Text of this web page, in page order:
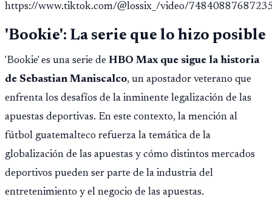
https://www.tiktok.com/@lossix_/video/
'Bookie': La serie que lo hizo posible
'Bookie' es una serie de HBO Max que sigue la historia
de Sebastian Maniscalco, un apostador veterano que
enfrenta los desafíos de la inminente legalización de las
apuestas deportivas. En este contexto, la mención al
fútbol guatemalteco refuerza la temática de la
globalización de las apuestas y cómo distintos mercados
deportivos pueden ser parte de la industria del
entretenimiento y el negocio de las apuestas.